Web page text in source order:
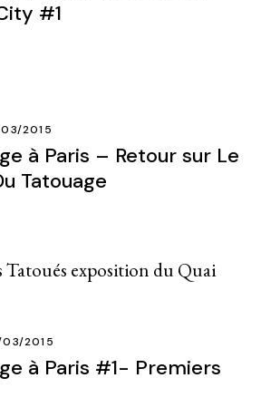
#1
2015
à Paris – Retour sur Le
Tatouage
2015
à Paris #1- Premiers